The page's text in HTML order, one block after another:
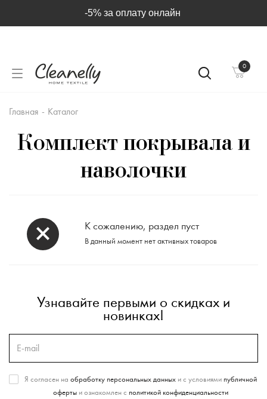
-5% за оплату онлайн
0
Главная - Каталог
Комплект покрывала и
наволочки
К сожалению, раздел пуст
В данный момент нет активных товаров
Узнавайте первыми о скидках и
новинках!
Я согласен на обработку персональных данныхи с условиями публичной
офертыи ознакомлен с политикой конфиденциальности